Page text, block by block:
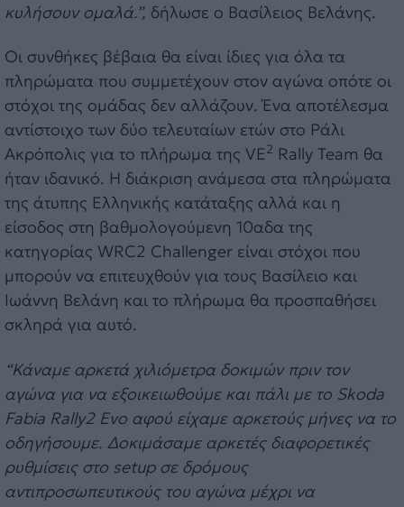
κυλήσουν ομαλά.”, δήλωσε ο Βασίλειος Βελάνης.
Οι συνθήκες βέβαια θα είναι ίδιες για όλα τα
πληρώματα που συμμετέχουν στον αγώνα οπότε οι
στόχοι της ομάδας δεν αλλάζουν. Ένα αποτέλεσμα
αντίστοιχο των δύο τελευταίων ετών στο Ράλι
Ακρόπολις για το πλήρωμα της VE2 Rally Team θα
ήταν ιδανικό. Η διάκριση ανάμεσα στα πληρώματα
της άτυπης Ελληνικής κατάταξης αλλά και η
είσοδος στη βαθμολογούμενη 10αδα της
κατηγορίας WRC2 Challenger είναι στόχοι που
μπορούν να επιτευχθούν για τους Βασίλειο και
Ιωάννη Βελάνη και το πλήρωμα θα προσπαθήσει
σκληρά για αυτό.
“Κάναμε αρκετά χιλιόμετρα δοκιμών πριν τον
αγώνα για να εξοικειωθούμε και πάλι με το Skoda
Fabia Rally2 Evo αφού είχαμε αρκετούς μήνες να το
οδηγήσουμε. Δοκιμάσαμε αρκετές διαφορετικές
ρυθμίσεις στο setupσε δρόμους
αντιπροσωπευτικούς του αγώνα μέχρι να